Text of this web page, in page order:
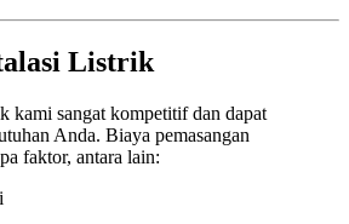
Listrik
kami sangat kompetitif dan dapat
Anda. Biaya pemasangan
faktor, antara lain: